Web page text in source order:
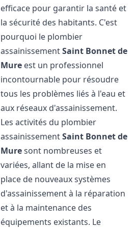
efficace pour garantir la santé et
la sécurité des habitants. C'est
pourquoi le plombier
assainissementSaint Bonnet de
Mure est un professionnel
incontournable pour résoudre
tous les problèmes liés à l'eau et
aux réseaux d'assainissement.
Les activités du plombier
assainissementSaint Bonnet de
Muresont nombreuses et
variées, allant de la mise en
place de nouveaux systèmes
d'assainissement à la réparation
et à la maintenance des
équipements existants. Le